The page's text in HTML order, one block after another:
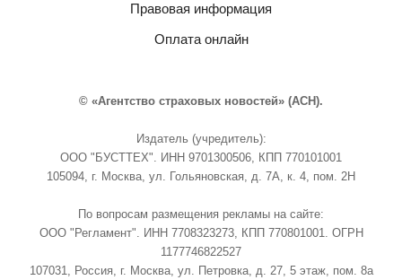
Правовая информация
Оплата онлайн
© «Агентство страховых новостей» (АСН).
Издатель (учредитель):
ООО "БУСТТЕХ". ИНН 9701300506, КПП 770101001
105094, г. Москва, ул. Гольяновская, д. 7А, к. 4, пом. 2Н
По вопросам размещения рекламы на сайте:
ООО "Регламент". ИНН 7708323273, КПП 770801001. ОГРН
1177746822527
107031, Россия, г. Москва, ул. Петровка, д. 27, 5 этаж, пом. 8а